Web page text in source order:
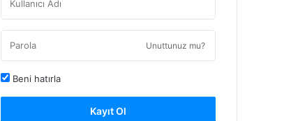
Unuttunuz mu?
Beni hatırla
Kayıt Ol